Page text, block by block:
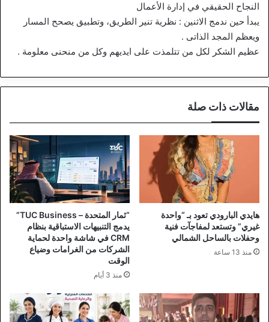
النجاح الحقيقي في إدارة الأعمال
يبدأ حين ندمج الاثنين : نظرية تنير الطريق، وتطبيق يصحح المسار
ويعظم المجد الذاتى .
عظيم الشكر لكل من تتلمذت على ايديهم وكل من منحنى معلومة .
مقالات ذات صلة
هايدي البارودي تعود بـ “واحدة
غيري” وتستعد لمفاجآت فنية
وحفلات بالساحل الشمالي
منذ 13 ساعة
“ثمار المتحدة – TUC Business”
يدمج التنبيهات الاستباقية بنظام
CRM في شاشة واحدة لحماية
الشركات من الغرامات وضياع
الوقت
منذ 3 أيام